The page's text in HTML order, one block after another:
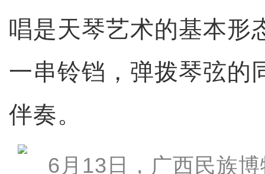
唱是天琴艺术的基本形
一串铃铛，弹拨琴弦的
伴奏。